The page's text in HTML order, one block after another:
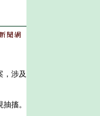
涉及
搐。